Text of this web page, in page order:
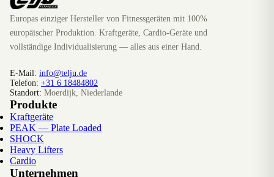
Europas einziger Hersteller von Fitnessgeräten mit 100%
europäischer Produktion. Kraftgeräte, Cardio-Geräte und
vollständige Individualisierung — alles aus einer Hand.
E-Mail: info@telju.de
Telefon: +31 6 18484802
Standort: Moerdijk, Niederlande
Produkte
Kraftgeräte
PEAK — Plate Loaded
SHOCK
Heavy Lifters
Cardio
Unternehmen